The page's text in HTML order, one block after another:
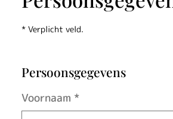
e
l
l
e
* Verplicht veld.
Persoonsgegevens
Voornaam *